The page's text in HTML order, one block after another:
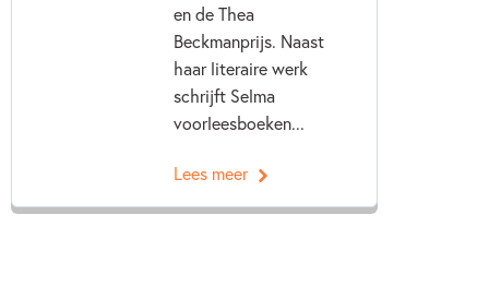
en de Thea
Beckmanprijs. Naast
haar literaire werk
schrijft Selma
voorleesboeken...
Lees meer